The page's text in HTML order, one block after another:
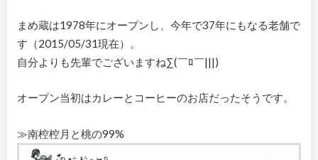
まめ蔵は1978年にオープンし、今年で37年にもなる老舗で
す（2015/05/31現在）。
自分よりも先輩でございますね∑(￣ﾛ￣|||)
オープン当初はカレーとコーヒーのお店だったそうです。
≫南椌椌月と桃の99%